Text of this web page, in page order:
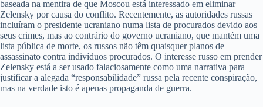
baseada na mentira de que Moscou está interessado em eliminar
Zelensky por causa do conflito. Recentemente, as autoridades russas
incluíram o presidente ucraniano numa lista de procurados devido aos
seus crimes, mas ao contrário do governo ucraniano, que mantém uma
lista pública de morte, os russos não têm quaisquer planos de
assassinato contra indivíduos procurados. O interesse russo em prender
Zelensky está a ser usado falaciosamente como uma narrativa para
justificar a alegada “responsabilidade” russa pela recente conspiração,
mas na verdade isto é apenas propaganda de guerra.